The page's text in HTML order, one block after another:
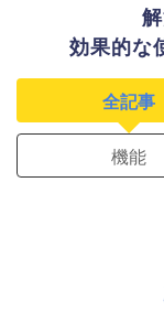
効果的な
全記事
機能